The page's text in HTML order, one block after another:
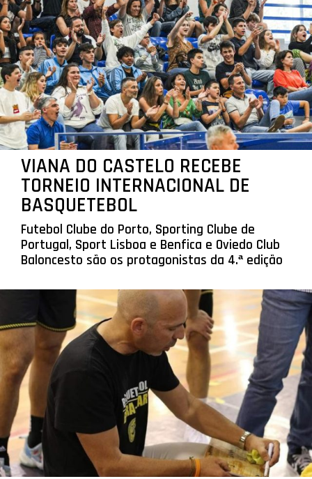
VIANA DO CASTELO RECEBE
TORNEIO INTERNACIONAL DE
BASQUETEBOL
Futebol Clube do Porto, Sporting Clube de
Portugal, Sport Lisboa e Benfica e Oviedo Club
Baloncesto são os protagonistas da 4.ª edição